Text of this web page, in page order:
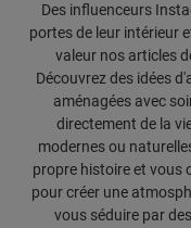
Des influenceurs
portes de leur intérieur
valeur nos articles
Découvrez des idées
aménagées avec
directement de la
modernes ou
propre histoire et vous
pour créer une
vous séduire par